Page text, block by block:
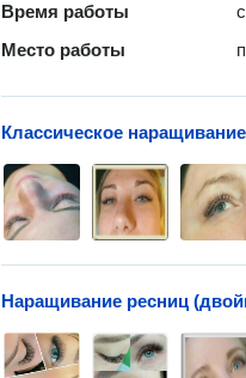
Время работы
Место работы
Классическое
Наращивание ресниц